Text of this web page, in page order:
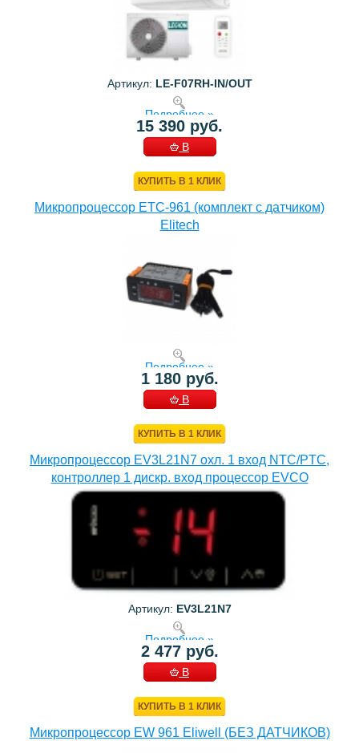
Артикул: LE-F07RH-IN/OUT
Подробнее »
15 390 руб.
В
КУПИТЬ В 1 КЛИК
Микропроцессор ETC-961 (комплект c датчиком)
Elitech
Подробнее »
1 180 руб.
В
КУПИТЬ В 1 КЛИК
Микропроцессор EV3L21N7 охл. 1 вход NTC/PTC,
контроллер 1 дискр. вход процессор EVCO
Артикул: EV3L21N7
Подробнее »
2 477 руб.
В
КУПИТЬ В 1 КЛИК
Микропроцессор EW 961 Eliwell (БЕЗ ДАТЧИКОВ)